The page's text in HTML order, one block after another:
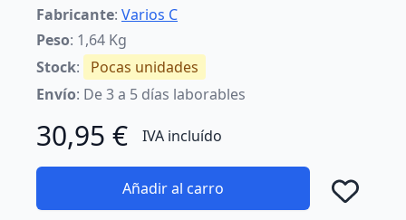
Fabricante: Varios C
Peso: 1,64 Kg
Stock:
Pocas unidades
Envío: De 3 a 5 días laborables
30,95 € IVA incluído
Añadir al carro